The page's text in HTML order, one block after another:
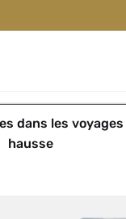
dans les
hausse